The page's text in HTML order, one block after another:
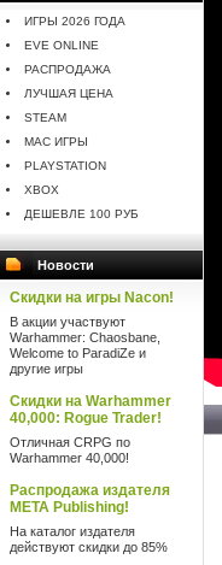
ИГРЫ 2026 ГОДА
EVE ONLINE
РАСПРОДАЖА
ЛУЧШАЯ ЦЕНА
STEAM
MAC ИГРЫ
PLAYSTATION
XBOX
ДЕШЕВЛЕ 100 РУБ
Новости
Скидки на игры Nacon!
В акции участвуют
Warhammer: Chaosbane,
Welcome to ParadiZe и
другие игры
Скидки на Warhammer
40,000: Rogue Trader!
Отличная CRPG по
Warhammer 40,000!
Распродажа издателя
META Publishing!
На каталог издателя
действуют скидки до 85%